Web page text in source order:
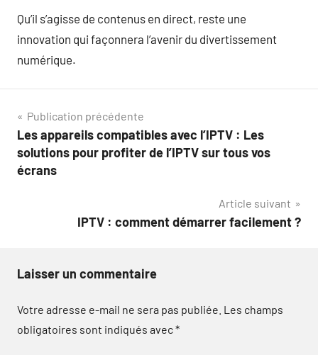
Qu’il s’agisse de contenus en direct, reste une
innovation qui façonnera l’avenir du divertissement
numérique.
Navigation
de
l’article
Publication précédente
Les appareils compatibles avec l’IPTV : Les
solutions pour profiter de l’IPTV sur tous vos
écrans
Article suivant
IPTV : comment démarrer facilement ?
Laisser un commentaire
Votre adresse e-mail ne sera pas publiée. Les champs
obligatoires sont indiqués avec*